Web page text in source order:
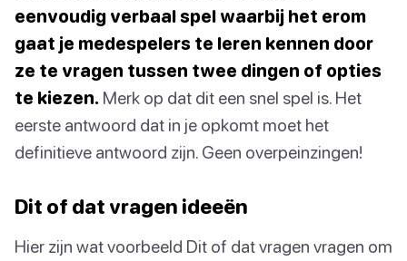
eenvoudig verbaal spel waarbij het erom
gaat je medespelers te leren kennen door
ze te vragen tussen twee dingen of opties
te kiezen. Merk op dat dit een snel spel is. Het
eerste antwoord dat in je opkomt moet het
definitieve antwoord zijn. Geen overpeinzingen!
Dit of dat vragen ideeën
Hier zijn wat voorbeeld Dit of dat vragen vragen om